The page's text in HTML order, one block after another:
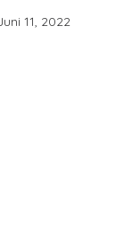
11, 2022